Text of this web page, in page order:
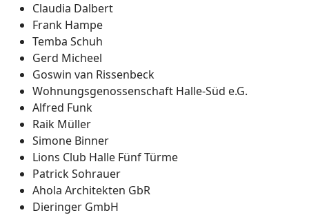
Claudia Dalbert
Frank Hampe
Temba Schuh
Gerd Micheel
Goswin van Rissenbeck
Wohnungsgenossenschaft Halle-Süd e.G.
Alfred Funk
Raik Müller
Simone Binner
Lions Club Halle Fünf Türme
Patrick Sohrauer
Ahola Architekten GbR
Dieringer GmbH